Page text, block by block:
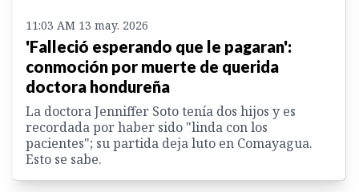
11:03 AM 13 may. 2026
'Falleció esperando que le pagaran':
conmoción por muerte de querida
doctora hondureña
La doctora Jenniffer Soto tenía dos hijos y es
recordada por haber sido "linda con los
pacientes"; su partida deja luto en Comayagua.
Esto se sabe.